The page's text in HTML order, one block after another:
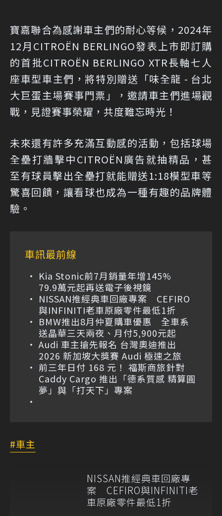
寶嘉聯合為感謝車主們的耐心等候，2024年
12月CITROËN BERLINGO發表上市即訂購
的首批CITROËN BERLINGO XTR長軸七人
座車型車主們，將特別贈送「味全龍 - 台北
大巨蛋主場賽事門票」，邀請車主們進場觀
戰，見證賽事榮耀，共度難忘時光！
未來還有許多充滿互動感的活動，包括球場
全壘打牆擊中CITROËN廣告就抽精品，甚
至有球員擊出全壘打就能贈送1:18模型車等
驚喜回饋，讓看球也成為一種有趣的品牌體
驗。
車訊最前線
Kia Stonic前7月銷量年增145%
79.9萬元起再送電子後視鏡
NISSAN推經典車回廠專案 CEFIRO
與INFINITI老車原廠零件最低1折
BMW推出8月仲夏購車優惠 全車系
送晶華三天兩夜、月付5,900元起
Audi 車主搶先報名 台灣奧迪推出
2026 新加坡大獎賽 Audi 極速之旅
前三年日付 168 元！ 福斯商旅針對
Caddy Cargo 推出「德系質感 精算圓
夢」與「打天下」專案
車主
NISSAN推經典車回廠專
案 CEFIRO與INFINITI老
車原廠零件最低1折